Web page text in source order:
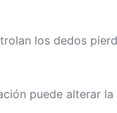
los dedos
puede alterar